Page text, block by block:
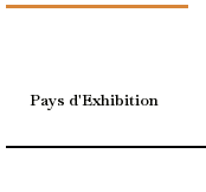
Pays d'Exhibition